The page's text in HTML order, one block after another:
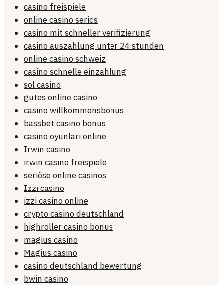
casino freispiele
online casino seriös
casino mit schneller verifizierung
casino auszahlung unter 24 stunden
online casino schweiz
casino schnelle einzahlung
sol casino
gutes online casino
casino willkommensbonus
bassbet casino bonus
casino oyunlari online
Irwin casino
irwin casino freispiele
seriöse online casinos
Izzi casino
izzi casino online
crypto casino deutschland
highroller casino bonus
magius casino
Magius casino
casino deutschland bewertung
bwin casino